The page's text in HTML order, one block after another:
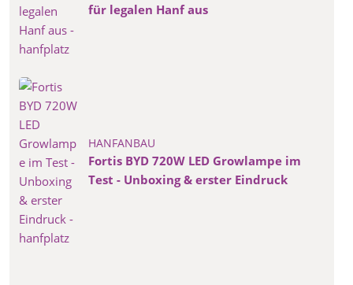
für legalen Hanf aus
HANFANBAU
Fortis BYD 720W LED Growlampe im
Test - Unboxing & erster Eindruck